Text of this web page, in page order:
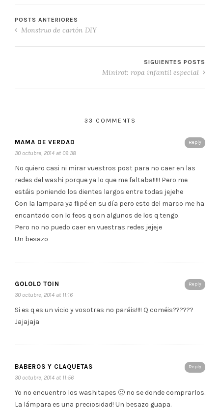
POSTS ANTERIORES
Monstruo de cartón DIY
SIGUIENTES POSTS
Minirot: ropa infantil especial
33 COMMENTS
Reply
MAMA DE VERDAD
30 octubre, 2014 at 09:38
No quiero casi ni mirar vuestros post para no caer en las
redes del washi porque ya lo que me faltaba!!!!! Pero me
estáis poniendo los dientes largos entre todas jejehe
Con la lampara ya flipé en su día pero esto del marco me ha
encantado con lo feos q son algunos de los q tengo.
Pero no no puedo caer en vuestras redes jejeje
Un besazo
Reply
GOLOLO TOIN
30 octubre, 2014 at 11:16
Si es q es un vicio y vosotras no paráis!!!! Q coméis??????
Jajajaja
Reply
BABEROS Y CLAQUETAS
30 octubre, 2014 at 11:56
Yo no encuentro los washitapes 🙁 no se donde comprarlos.
La lámpara es una preciosidad! Un besazo guapa.